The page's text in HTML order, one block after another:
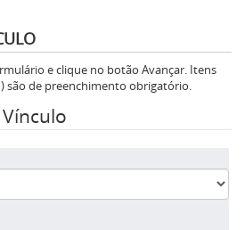
e clique no botão Avançar. Itens
) são de preenchimento obrigatório.